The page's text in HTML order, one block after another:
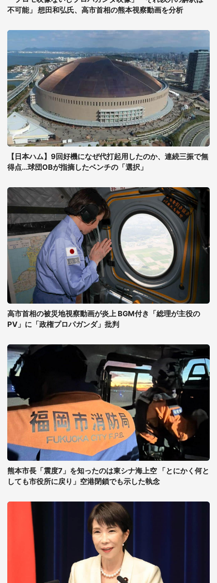
不可能」 想田和弘氏、高市首相の熊本視察動画を分析
【日本ハム】9回好機になぜ代打起用したのか、連続三振で無
得点...球団OBが指摘したベンチの「選択」
高市首相の被災地視察動画が炎上 BGM付き「総理が主役の
PV」に「政権プロパガンダ」批判
熊本市長「震度7」を知ったのは東シナ海上空 「とにかく何と
しても市役所に戻り」空港閉鎖でも示した執念